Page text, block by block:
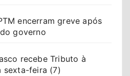
encerram greve após
governo
recebe Tributo à
sexta-feira (7)